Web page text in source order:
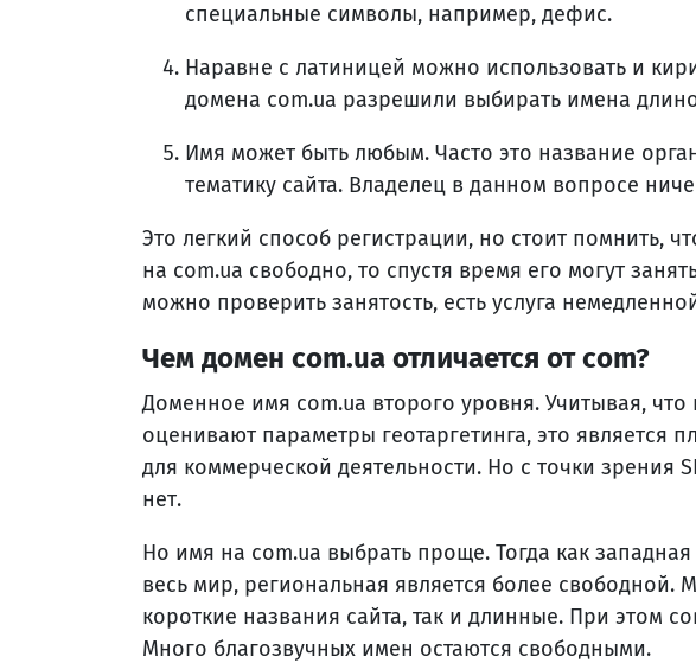
специальные символы, например, дефис.
Наравне с латиницей можно использовать и
домена com.ua разрешили выбирать имена
Имя может быть любым. Часто это название
тематику сайта. Владелец в данном вопросе
Это легкий способ регистрации, но стоит помнить,
на com.ua свободно, то спустя время его могут
можно проверить занятость, есть услуга
Чем домен com.ua отличается от com?
Доменное имя com.ua второго уровня. Учитывая,
оценивают параметры геотаргетинга, это является
для коммерческой деятельности. Но с точки зрения
нет.
Но имя на com.ua выбрать проще. Тогда как
весь мир, региональная является более свободной.
короткие названия сайта, так и длинные. При этом
Много благозвучных имен остаются свободными.